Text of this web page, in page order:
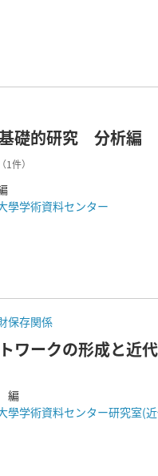
礎的研究 分析編
（1件）
學学術資料センター
保存関係
ワークの形成と
編
學学術資料センター研究室(